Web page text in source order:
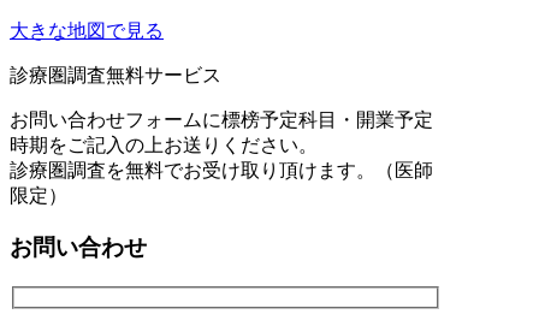
大きな地図で見る
診療圏調査無料サービス
お問い合わせフォームに標榜予定科目・開業予定
時期をご記入の上お送りください。
診療圏調査を無料でお受け取り頂けます。（医師
限定）
お問い合わせ